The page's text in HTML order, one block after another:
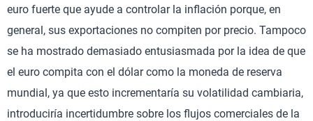
euro fuerte que ayude a controlar la inflación porque, en
general, sus exportaciones no compiten por precio. Tampoco
se ha mostrado demasiado entusiasmada por la idea de que
el euro compita con el dólar como la moneda de reserva
mundial, ya que esto incrementaría su volatilidad cambiaria,
introduciría incertidumbre sobre los flujos comerciales de la